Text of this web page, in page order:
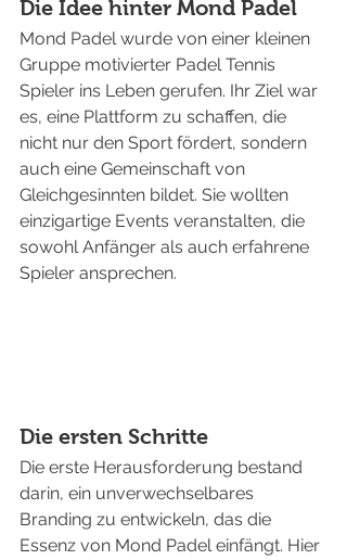
Die Idee hinter Mond Padel
Mond Padel wurde von einer kleinen
Gruppe motivierter Padel Tennis
Spieler ins Leben gerufen. Ihr Ziel war
es, eine Plattform zu schaffen, die
nicht nur den Sport fördert, sondern
auch eine Gemeinschaft von
Gleichgesinnten bildet. Sie wollten
einzigartige Events veranstalten, die
sowohl Anfänger als auch erfahrene
Spieler ansprechen.
Die ersten Schritte
Die erste Herausforderung bestand
darin, ein unverwechselbares
Branding zu entwickeln, das die
Essenz von Mond Padel einfängt. Hier